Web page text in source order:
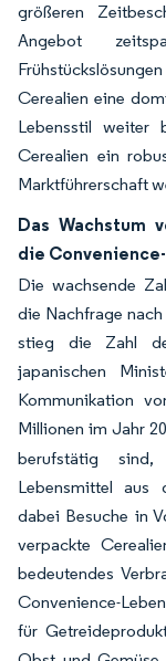
größeren
Angebot
Cerealien eine
Lebensstil weiter
Cerealien ein
Marktführerschaft
Das Wachstum
die
Die wachsende
die Nachfrage nach
stieg die Zahl
japanischen
Kommunikation
Millionen im Jahr
berufstätig
Lebensmittel aus
dabei Besuche in
verpackte
bedeutendes
Convenience-
für